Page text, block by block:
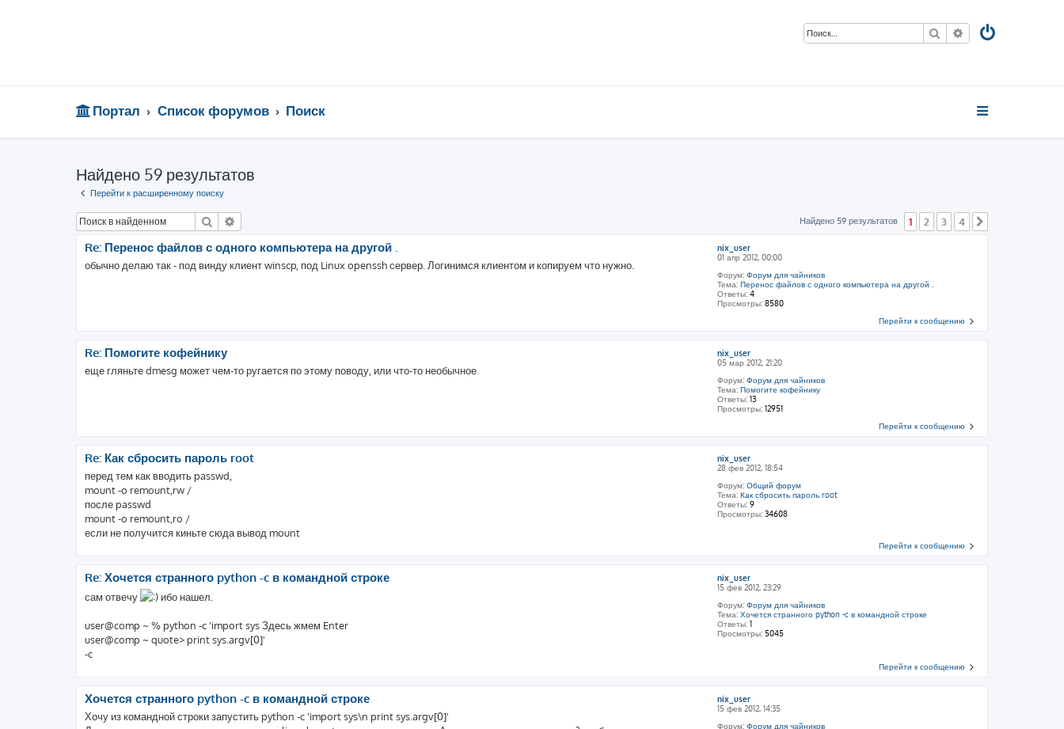
Поиск Расширенный
Портал Список форумов Поиск
Найдено 59 результатов
Перейти к расширенному поиску
Поиск Найдено 59 результатов 1 2 3 4
nix_user
01 апр 2012, 00:00
Форум: Форум для чайников
Тема: Перенос файлов с одного компьютера на другой .
Ответы: 4
Просмотры: 8580
Re: Перенос файлов с одного компьютера на другой .
обычно делаю так - под винду клиент winscp, под Linux openssh сервер. Логинимся клиентом и копируем что нужно.
Перейти к сообщению
nix_user
05 мар 2012, 21:20
Форум: Форум для чайников
Тема: Помогите кофейнику
Ответы: 13
Просмотры: 12951
Re: Помогите кофейнику
еще гляньте dmesg может чем-то ругается по этому поводу, или что-то необычное
Перейти к сообщению
nix_user
28 фев 2012, 18:54
Форум: Общий форум
Тема: Как сбросить пароль root
Ответы: 9
Просмотры: 34608
Re: Как сбросить пароль root
перед тем как вводить passwd,
mount -o remount,rw /
после passwd
mount -o remount,ro /
если не получится киньте сюда вывод mount
Перейти к сообщению
nix_user
15 фев 2012, 23:29
Форум: Форум для чайников
Тема: Хочется странного python -c в командной строке
Ответы: 1
Просмотры: 5045
Re: Хочется странного python -c в командной строке
сам отвечу ибо нашел.
user@comp ~ % python -c 'import sys Здесь жмем Enter
user@comp ~ quote> print sys.argv[0]'
-c
Перейти к сообщению
nix_user
15 фев 2012, 14:35
Форум: Форум для чайников
Хочется странного python -c в командной строке
Хочу из командной строки запустить python -c 'import sys\n print sys.argv[0]'